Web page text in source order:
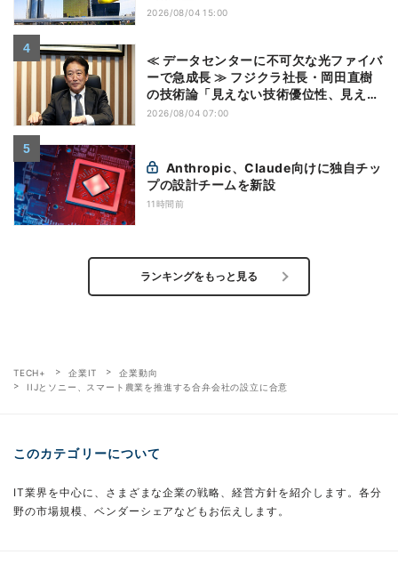
2026/08/04 15:00
≪ データセンターに不可欠な光ファイバ
ーで急成長 ≫ フジクラ社長・岡田直樹
の技術論「見えない技術優位性、見えな
い差別化でトップの座を！」
2026/08/04 07:00
プの設計チームを新設
11時間前
ランキングをもっと見る
TECH+ 企業IT
企業動向
IIJとソニー、スマート農業を推進する合弁会社の設立に合意
このカテゴリーについて
IT業界を中心に、さまざまな企業の戦略、経営方針を紹介します。各分
野の市場規模、ベンダーシェアなどもお伝えします。